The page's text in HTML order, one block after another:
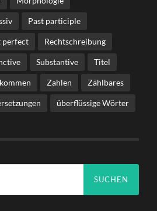
Past participle
perfect Rechtschreibung
Substantive Titel
Zahlen Zählbares
überflüssige Wörter